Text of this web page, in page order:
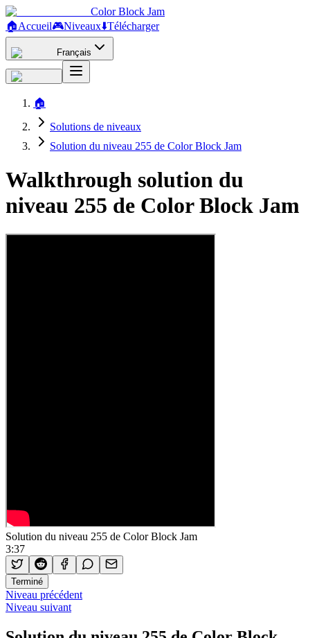
Color Block Jam
🏠Accueil🎮Niveaux⬇️Télécharger
Français
🏠
Solutions de niveaux
Solution du niveau 255 de Color Block Jam
Walkthrough solution du
niveau 255 de Color Block Jam
Solution du niveau 255 de Color Block Jam
3:37
Terminé
Niveau précédent
Niveau suivant